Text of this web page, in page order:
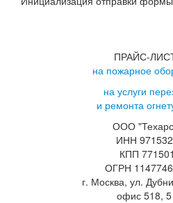
ПРАЙС-
на пожарное
на услуги
и ремонта
ООО
ИНН
КПП
ОГРН
г. Москва, ул.
офис 518, 5